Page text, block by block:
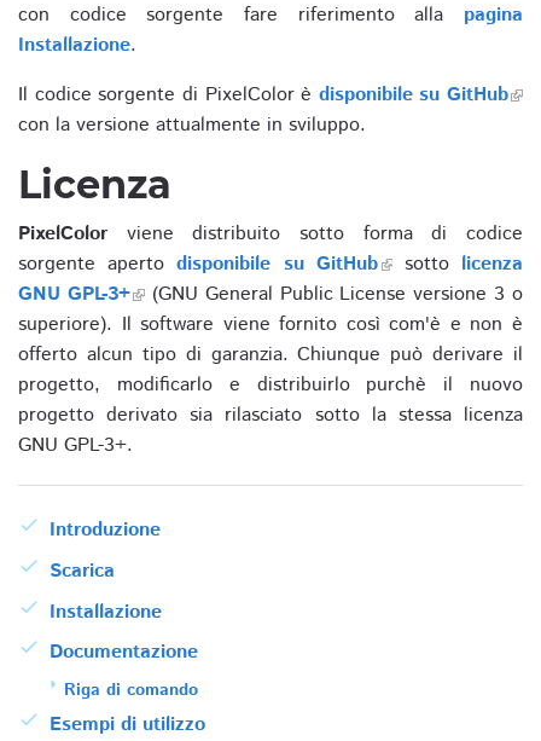
con codice sorgente fare riferimento alla pagina
Installazione.
Il codice sorgente di PixelColor è disponibile su GitHub
con la versione attualmente in sviluppo.
Licenza
PixelColor viene distribuito sotto forma di codice
sorgente apertodisponibile su GitHub sotto licenza
GNU GPL-3+ (GNU General Public License versione 3 o
superiore). Il software viene fornito così com'è e non è
offerto alcun tipo di garanzia. Chiunque può derivare il
progetto, modificarlo e distribuirlo purchè il nuovo
progetto derivato sia rilasciato sotto la stessa licenza
GNU GPL-3+.
Introduzione
Scarica
Installazione
Documentazione
Riga di comando
Esempi di utilizzo